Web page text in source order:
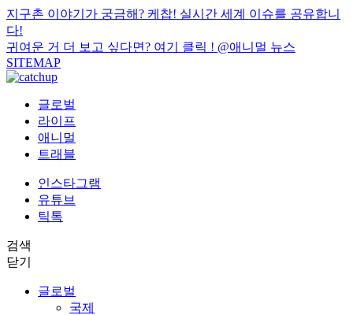
지구촌 이야기가 궁금해? 케찹! 실시간 세계 이슈를 공유합니
다!
귀여운 거 더 보고 싶다면? 여기 클릭 ! @애니멀 뉴스
SITEMAP
글로벌
라이프
애니멀
트래블
인스타그램
유튜브
틱톡
검색
닫기
글로벌
국제